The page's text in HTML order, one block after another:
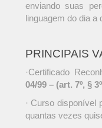
enviando suas
linguagem do dia a
PRINCIPAIS
·Certificado
04/99 – (art. 7º, §
· Curso disponível
quantas vezes